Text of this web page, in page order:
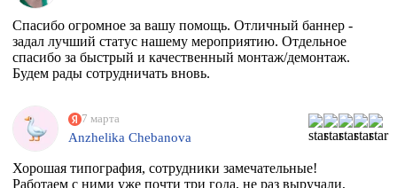
Спасибо огромное за вашу помощь. Отличный баннер -
задал лучший статус нашему мероприятию. Отдельное
спасибо за быстрый и качественный монтаж/демонтаж.
Будем рады сотрудничать вновь.
7 марта
Anzhelika Chebanova
Хорошая типография, сотрудники замечательные!
Работаем с ними уже почти три года, не раз выручали,